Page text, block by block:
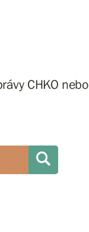
CHKO nebo